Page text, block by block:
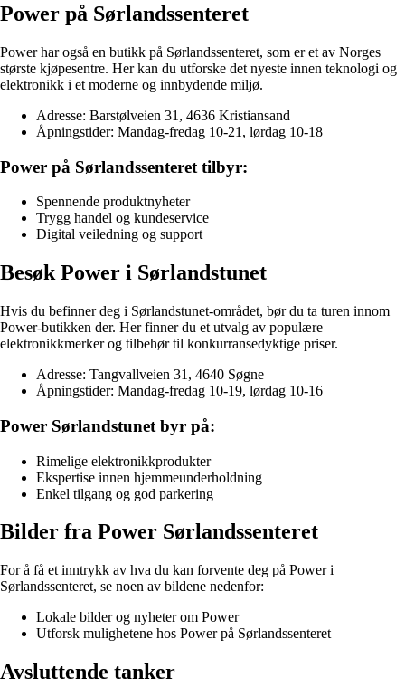
Power på Sørlandssenteret
Power har også en butikk på Sørlandssenteret, som er et av Norges
største kjøpesentre. Her kan du utforske det nyeste innen teknologi og
elektronikk i et moderne og innbydende miljø.
Adresse: Barstølveien 31, 4636 Kristiansand
Åpningstider: Mandag-fredag 10-21, lørdag 10-18
Power på Sørlandssenteret tilbyr:
Spennende produktnyheter
Trygg handel og kundeservice
Digital veiledning og support
Besøk Power i Sørlandstunet
Hvis du befinner deg i Sørlandstunet-området, bør du ta turen innom
Power-butikken der. Her finner du et utvalg av populære
elektronikkmerker og tilbehør til konkurransedyktige priser.
Adresse: Tangvallveien 31, 4640 Søgne
Åpningstider: Mandag-fredag 10-19, lørdag 10-16
Power Sørlandstunet byr på:
Rimelige elektronikkprodukter
Ekspertise innen hjemmeunderholdning
Enkel tilgang og god parkering
Bilder fra Power Sørlandssenteret
For å få et inntrykk av hva du kan forvente deg på Power i
Sørlandssenteret, se noen av bildene nedenfor:
Lokale bilder og nyheter om Power
Utforsk mulighetene hos Power på Sørlandssenteret
Avsluttende tanker